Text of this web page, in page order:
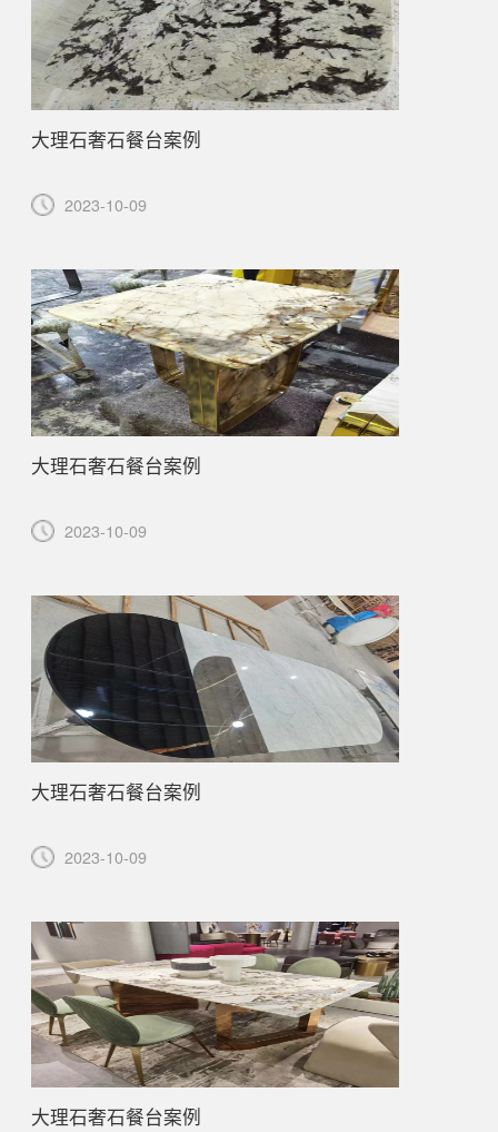
大理石奢石餐台案例
2023-10-09
大理石奢石餐台案例
2023-10-09
大理石奢石餐台案例
2023-10-09
大理石奢石餐台案例